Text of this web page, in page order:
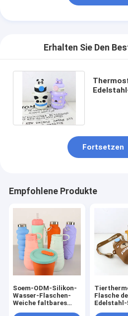
Erhalten Sie Den
Fortsetzen
Empfohlene Produkte
Soem-ODM-Silikon-
Wasser-Flaschen-
Weiche faltbares
Flasche